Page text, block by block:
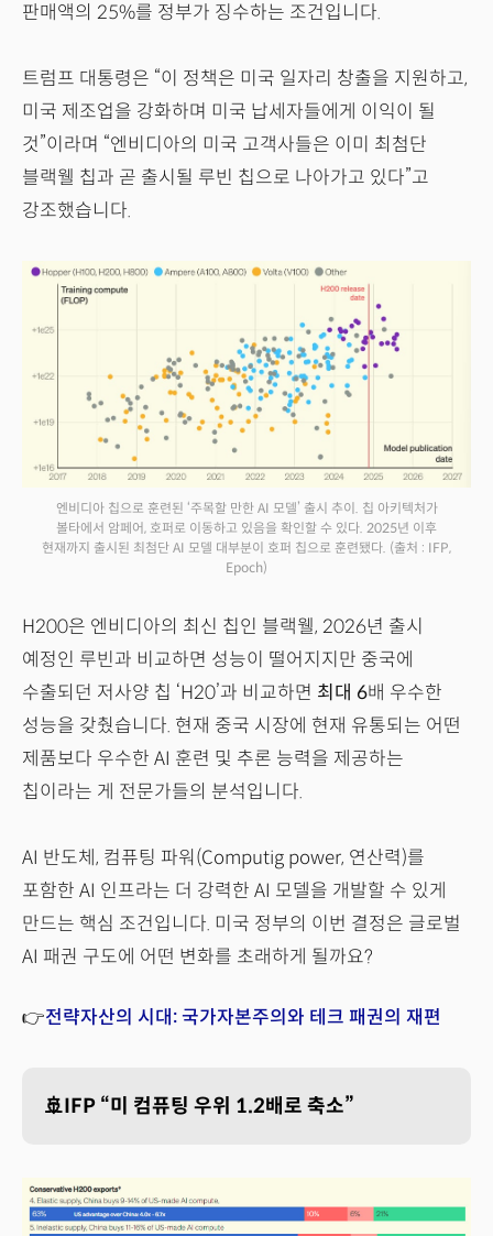
판매액의 25%를 정부가 징수하는 조건입니다.
트럼프 대통령은 “이 정책은 미국 일자리 창출을 지원하고,
미국 제조업을 강화하며 미국 납세자들에게 이익이 될
것”이라며 “엔비디아의 미국 고객사들은 이미 최첨단
블랙웰 칩과 곧 출시될 루빈 칩으로 나아가고 있다”고
강조했습니다.
엔비디아 칩으로 훈련된 ‘주목할 만한 AI 모델’ 출시 추이. 칩 아키텍처가
볼타에서 암페어, 호퍼로 이동하고 있음을 확인할 수 있다. 2025년 이후
현재까지 출시된 최첨단 AI 모델 대부분이 호퍼 칩으로 훈련됐다. (출처 : IFP,
Epoch)
H200은 엔비디아의 최신 칩인 블랙웰, 2026년 출시
예정인 루빈과 비교하면 성능이 떨어지지만 중국에
수출되던 저사양 칩 ‘H20’과 비교하면 최대 6배 우수한
성능을 갖췄습니다. 현재 중국 시장에 현재 유통되는 어떤
제품보다 우수한 AI 훈련 및 추론 능력을 제공하는
칩이라는 게 전문가들의 분석입니다.
AI 반도체, 컴퓨팅 파워(Computig power, 연산력)를
포함한 AI 인프라는 더 강력한 AI 모델을 개발할 수 있게
만드는 핵심 조건입니다. 미국 정부의 이번 결정은 글로벌
AI 패권 구도에 어떤 변화를 초래하게 될까요?
👉전략자산의 시대: 국가자본주의와 테크 패권의 재편
🚢IFP “미 컴퓨팅 우위 1.2배로 축소”